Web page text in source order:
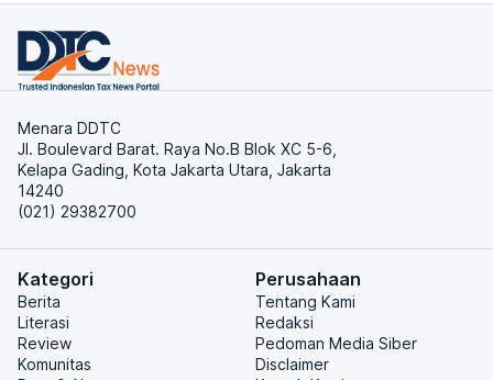
Menara DDTC
Jl. Boulevard Barat. Raya No.B Blok XC 5-6,
Kelapa Gading, Kota Jakarta Utara, Jakarta
14240
(021) 29382700
Kategori
Berita
Literasi
Review
Komunitas
Perusahaan
Tentang Kami
Redaksi
Pedoman Media Siber
Disclaimer